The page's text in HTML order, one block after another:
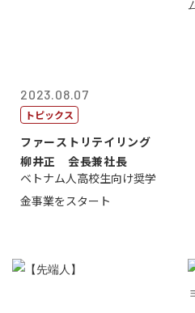
2023.08.07
トピックス
ファーストリテイリング
柳井正 会長兼社長
ベトナム人高校生向け奨学
金事業をスタート